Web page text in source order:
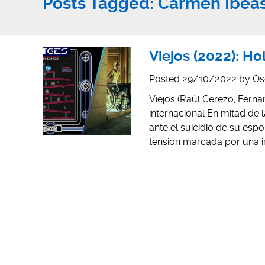
Viejos (2022):
Posted 29/10/2022 by
Viejos (Raúl Cerezo,
internacional En mitad de
ante el suicidio de su
tensión marcada por una